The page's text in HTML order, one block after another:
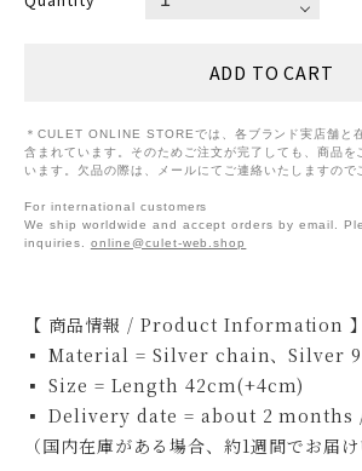
＊CULET ONLINE STOREでは、各ブランド実店舗と
含まれています。そのためご注文が完了しても、商品を
います。欠品の際は、メールにてご連絡いたしますので
For international customers
We ship worldwide and accept orders by email.
inquiries. online@culet-web.shop
【 商品情報 / Product Information 】
▪ Material = Silver chain、Silver
▪ Size = Length 42cm(+4cm)
▪ Delivery date = about 2 months /
（国内在庫がある場合、約1週間でお届け